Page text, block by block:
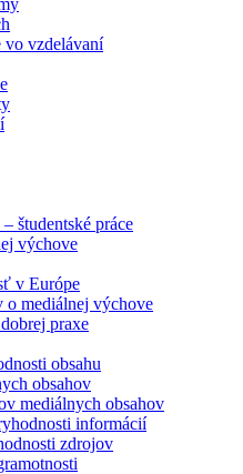
vo vzdelávaní
študentské práce
výchove
v Európe
o mediálnej výchove
praxe
obsahu
obsahov
mediálnych obsahov
informácií
zdrojov